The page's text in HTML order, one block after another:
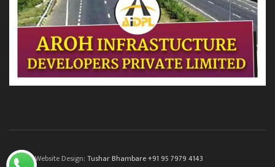
© 2022. Website Design: Tushar Bhambare +91 95 7979 4143